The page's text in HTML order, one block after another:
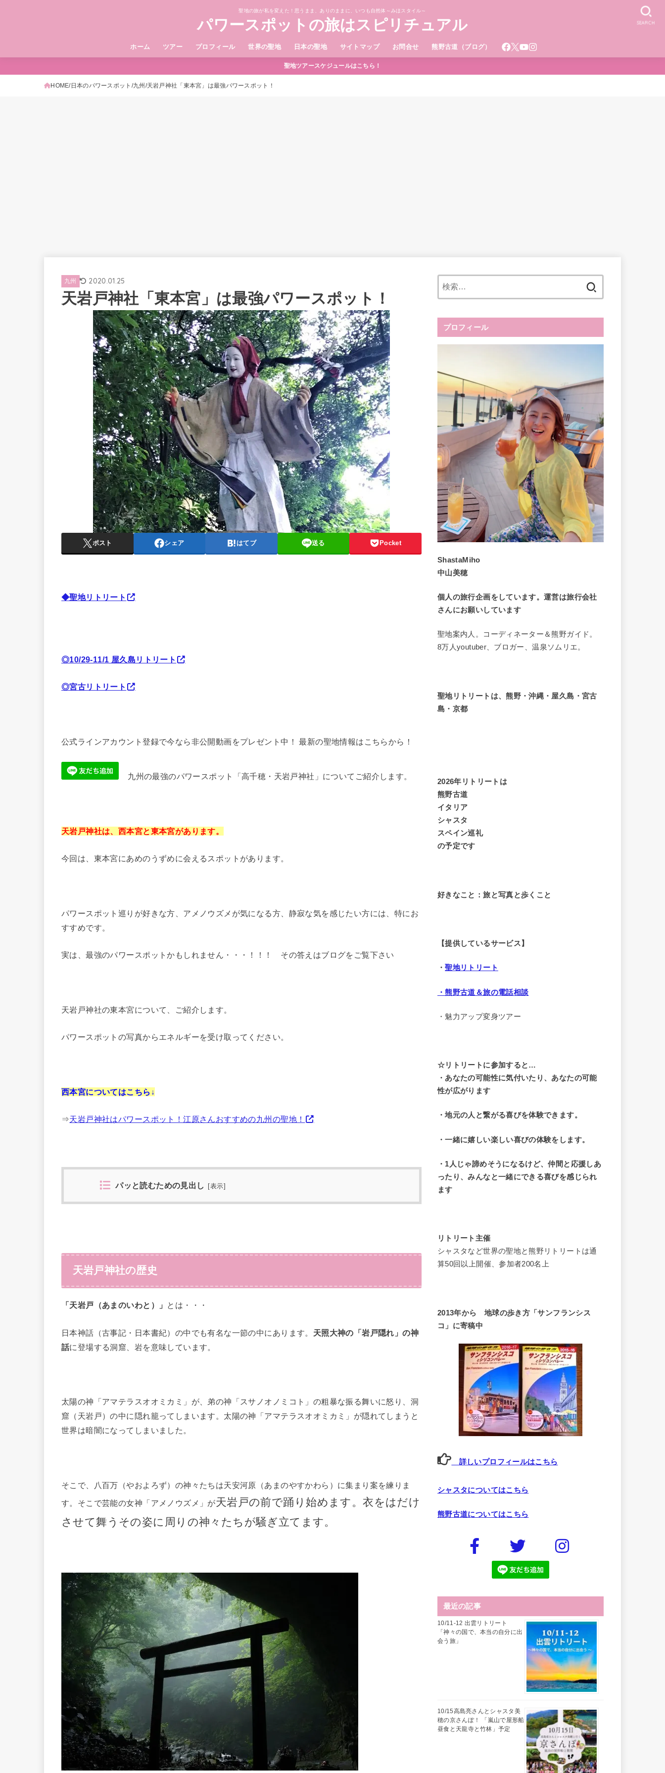
聖地の旅が私を変えた！思うまま、ありのままに、いつも自然体～みほスタイル～
パワースポットの旅はスピリチュアル
ホーム ツアー プロフィール 世界の聖地 日本の聖地 サイトマップ お問合せ 熊野古道（ブログ）
SEARCH
聖地ツアースケジュールはこちら！
HOME 日本のパワースポット 九州 天岩戸神社「東本宮」は最強パワースポット！
九州 2020.01.25
天岩戸神社「東本宮」は最強パワースポット！
ポスト シェア はてブ 送る Pocket
◆聖地リトリート
◎10/29-11/1 屋久島リトリート
◎宮古リトリート
公式ラインアカウント登録で今なら非公開動画をプレゼント中！ 最新の聖地情報はこちらから！
九州の最強のパワースポット「高千穂・天岩戸神社」についてご紹介します。
天岩戸神社は、西本宮と東本宮があります。
今回は、東本宮にあめのうずめに会えるスポットがあります。
パワースポット巡りが好きな方、アメノウズメが気になる方、静寂な気を感じたい方には、特にお
すすめです。
実は、最強のパワースポットかもしれません・・・！！！ その答えはブログをご覧下さい
天岩戸神社の東本宮について、ご紹介します。
パワースポットの写真からエネルギーを受け取ってください。
西本宮についてはこちら↓
⇒天岩戸神社はパワースポット！江原さんおすすめの九州の聖地！
パッと読むための見出し 表示
天岩戸神社の歴史
「天岩戸（あまのいわと）」 とは・・・
日本神話（古事記・日本書紀）の中でも有名な一節の中にあります。 天照大神の「岩戸隠れ」の神
話に登場する洞窟、岩を意味しています。
太陽の神「アマテラスオオミカミ」が、弟の神「スサノオノミコト」の粗暴な振る舞いに怒り、洞
窟（天岩戸）の中に隠れ籠ってしまいます。太陽の神「アマテラスオオミカミ」が隠れてしまうと
世界は暗闇になってしまいました。
そこで、八百万（やおよろず）の神々たちは天安河原（あまのやすかわら）に集まり案を練りま
す。そこで芸能の女神「アメノウズメ」が天岩戸の前で踊り始めます。衣をはだけ
させて舞うその姿に周りの神々たちが騒ぎ立てます。
プロフィール
ShastaMiho
中山美穂
個人の旅行企画をしています。運営は旅行会社
さんにお願いしています
聖地案内人。コーディネーター＆熊野ガイド。
8万人youtuber、ブロガー、温泉ソムリエ。
聖地リトリートは、熊野・沖縄・屋久島・宮古
島・京都
2026年リトリートは
熊野古道
イタリア
シャスタ
スペイン巡礼
の予定です
好きなこと：旅と写真と歩くこと
【提供しているサービス】
・聖地リトリート
・熊野古道＆旅の電話相談
・魅力アップ変身ツアー
☆リトリートに参加すると…
・ あなたの可能性に気付いたり、あなたの可能
性が広がります
・地元の人と繋がる喜びを体験できます。
・一緒に嬉しい楽しい喜びの体験をします。
・1人じゃ諦めそうになるけど、仲間と応援しあ
ったり、みんなと一緒にできる喜びを感じられ
ます
リトリート主催
シャスタなど世界の聖地と熊野リトリートは通
算50回以上開催、参加者200名上
2013年から 地球の歩き方「サンフランシス
コ」に寄稿中
詳しいプロフィールはこちら
シャスタについてはこちら
熊野古道についてはこちら
最近の記事
10/11-12 出雲リトリート
「神々の国で、本当の自分に出
会う旅」
10/15高島亮さんとシャスタ美
穂の京さんぽ！ 「嵐山で屋形船
昼食と天龍寺と竹林」予定